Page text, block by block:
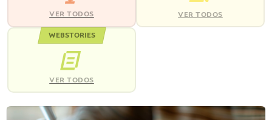
VER TODOS VER TODOS
WEBSTORIES
VER TODOS